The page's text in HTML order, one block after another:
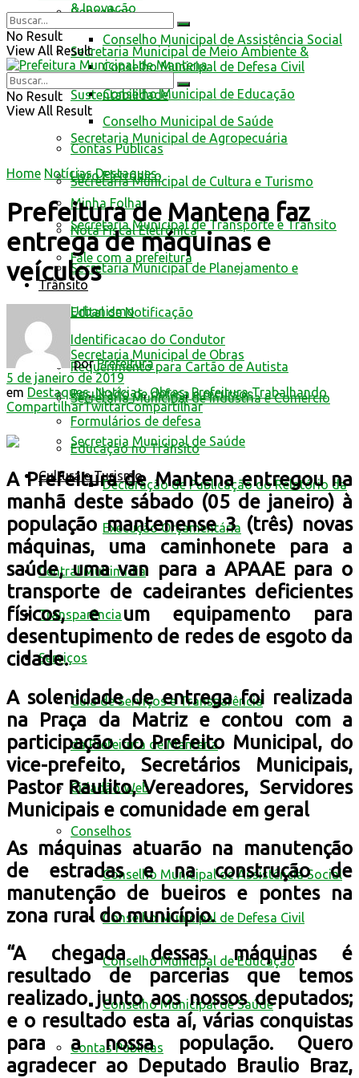
Conselhos
Conselho Municipal de Assistência Social
Conselho Municipal de Defesa Civil
Conselho Municipal de Educação
Conselho Municipal de Saúde
Contas Públicas
Livro Eletrônico
Minha Folha
Nota Fiscal Eletrônica
Fale com a prefeitura
Trânsito
Edital de Notificação
Identificacao do Condutor
Requerimento para Cartão de Autista
Resultado de defesa e recursos
Formulários de defesa
Educação no Trânsito
Cultura e Turismo
& Inovação
Secretaria Municipal de Meio Ambiente &
Sustentabilidade
Secretaria Municipal de Agropecuária
Secretaria Municipal de Cultura e Turismo
Secretaria Municipal de Transporte e Trânsito
Secretaria Municipal de Planejamento e
Urbanismo
Secretaria Municipal de Obras
Secretaria Municipal de Indústria e Comércio
Secretaria Municipal de Saúde
Declaração de Publicação do Relatório da
Execução Orçamentária
Central Multimídia
Transparência
Serviços
Guia de Serviços e Transparência
da Prefeitura de Mantena
Cidadão Web
Conselhos
Conselho Municipal de Assistência Social
Conselho Municipal de Defesa Civil
Conselho Municipal de Educação
Conselho Municipal de Saúde
Contas Públicas
No Result
View All Result
No Result
View All Result
Home Notícias Destaques
Prefeitura de Mantena faz
entrega de máquinas e
veículos
por Prefeitura
5 de janeiro de 2019
em Destaques,Notícias,Obras, Prefeitura Trabalhando
CompartilharTwittarCompartilhar
A Prefeitura de Mantena entregou na
manhã deste sábado (05 de janeiro) à
população mantenense 3 (três) novas
máquinas, uma caminhonete para a
saúde, uma van para a APAAE para o
transporte de cadeirantes deficientes
físicos, e um equipamento para
desentupimento de redes de esgoto da
cidade.
A solenidade de entrega foi realizada
na Praça da Matriz e contou com a
participação do Prefeito Municipal, do
vice-prefeito, Secretários Municipais,
Pastor Raulito, Vereadores, Servidores
Municipais e comunidade em geral
As máquinas atuarão na manutenção
de estradas e na construção de
manutenção de bueiros e pontes na
zona rural do município.
“A chegada dessas máquinas é
resultado de parcerias que temos
realizado junto aos nossos deputados;
e o resultado esta aí, várias conquistas
para a nossa população. Quero
agradecer ao Deputado Braulio Braz,